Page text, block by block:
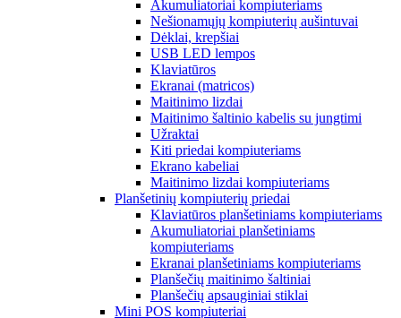
Akumuliatoriai kompiuteriams
Nešionamųjų kompiuterių aušintuvai
Dėklai, krepšiai
USB LED lempos
Klaviatūros
Ekranai (matricos)
Maitinimo lizdai
Maitinimo šaltinio kabelis su jungtimi
Užraktai
Kiti priedai kompiuteriams
Ekrano kabeliai
Maitinimo lizdai kompiuteriams
Planšetinių kompiuterių priedai
Klaviatūros planšetiniams kompiuteriams
Akumuliatoriai planšetiniams
kompiuteriams
Ekranai planšetiniams kompiuteriams
Planšečių maitinimo šaltiniai
Planšečių apsauginiai stiklai
Mini POS kompiuteriai